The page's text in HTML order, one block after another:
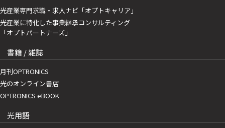
光産業専門求職・求人ナビ「オプトキャリア」
光産業に特化した事業継承コンサルティング
「オプトパートナーズ」
書籍 / 雑誌
月刊OPTRONICS
光のオンライン書店
OPTRONICS eBOOK
光用語